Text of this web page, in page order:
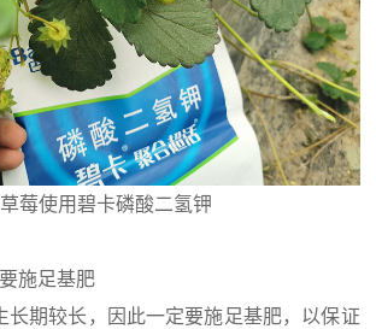
草莓使用碧卡磷酸二氢钾
施足基肥
长期较长，因此一定要施足基肥，以保证